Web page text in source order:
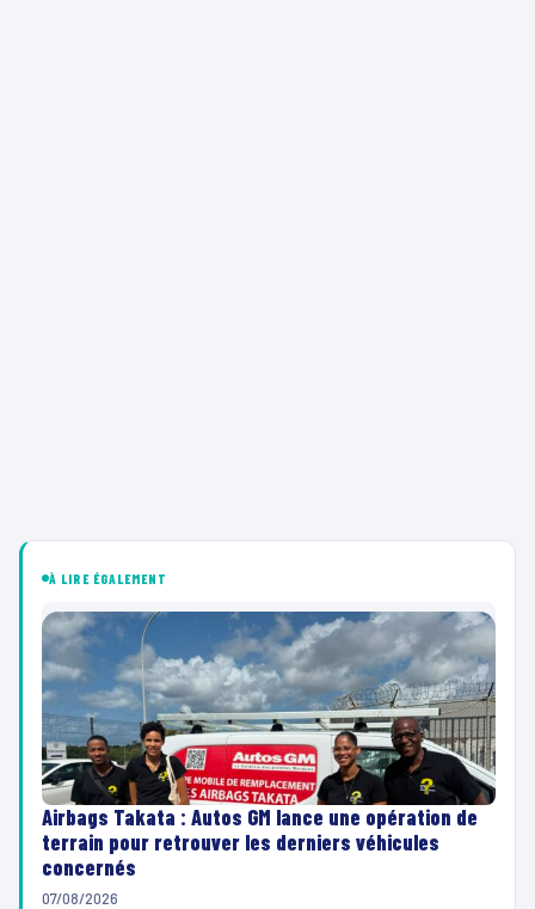
À LIRE ÉGALEMENT
Airbags Takata : Autos GM lance une opération de
terrain pour retrouver les derniers véhicules
concernés
07/08/2026